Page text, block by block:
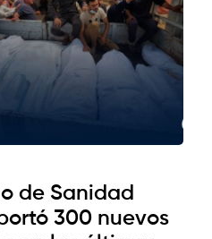
de Sanidad
300 nuevos